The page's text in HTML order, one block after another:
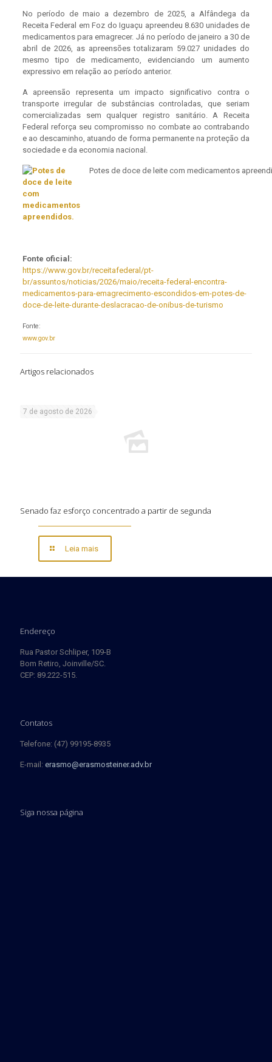
No período de maio a dezembro de 2025, a Alfândega da
Receita Federal em Foz do Iguaçu apreendeu 8.630 unidades de
medicamentos para emagrecer. Já no período de janeiro a 30 de
abril de 2026, as apreensões totalizaram 59.027 unidades do
mesmo tipo de medicamento, evidenciando um aumento
expressivo em relação ao período anterior.
A apreensão representa um impacto significativo contra o
transporte irregular de substâncias controladas, que seriam
comercializadas sem qualquer registro sanitário. A Receita
Federal reforça seu compromisso no combate ao contrabando
e ao descaminho, atuando de forma permanente na proteção da
sociedade e da economia nacional.
Potes de doce de leite com medicamentos
Fonte oficial:
https://www.gov.br/receitafederal/pt-
br/assuntos/noticias/2026/maio/receita-federal-encontra-
medicamentos-para-emagrecimento-escondidos-em-potes-de-
doce-de-leite-durante-deslacracao-de-onibus-de-turismo
Fonte:
www.gov.br
Artigos relacionados
7 de agosto de 2026
Senado faz esforço concentrado a partir de segunda
Leia mais
Endereço
Rua Pastor Schliper, 109-B
Bom Retiro, Joinville/SC.
CEP: 89.222-515.
Contatos
Telefone: (47) 99195-8935
E-mail: erasmo@erasmosteiner.adv.br
Siga nossa página